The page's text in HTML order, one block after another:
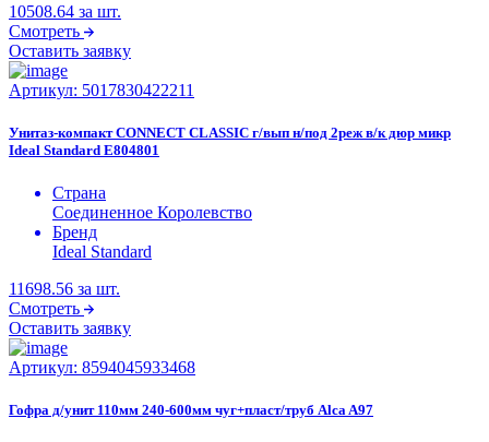
10508.64 за шт.
Смотреть
Оставить заявку
Артикул: 5017830422211
Унитаз-компакт CONNECT CLASSIC г/вып н/под 2реж в/к дюр микр
Ideal Standard E804801
Страна
Соединенное Королевство
Бренд
Ideal Standard
11698.56 за шт.
Смотреть
Оставить заявку
Артикул: 8594045933468
Гофра д/унит 110мм 240-600мм чуг+пласт/труб Alca A97